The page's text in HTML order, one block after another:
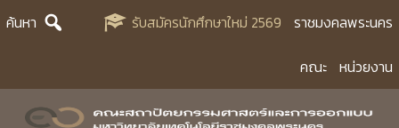
Skipค้นหา รับสมัครนักศึกษาใหม่ 2569 ราชมงคลพระนคร
คณะ หน่วยงาน